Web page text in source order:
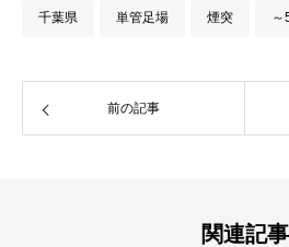
千葉県 単管足場 煙突 ～
前の記事
関連記事